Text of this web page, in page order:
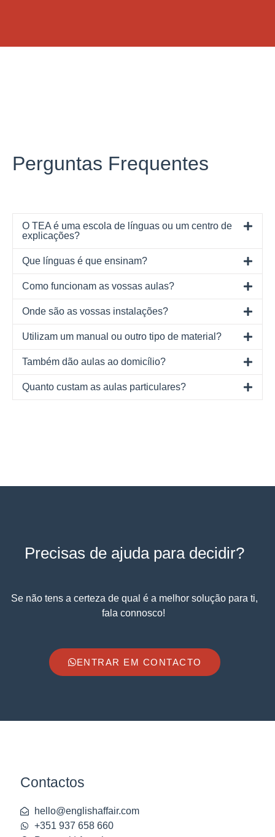
Perguntas Frequentes
O TEA é uma escola de línguas ou um centro de
explicações?
Que línguas é que ensinam?
Como funcionam as vossas aulas?
Onde são as vossas instalações?
Utilizam um manual ou outro tipo de material?
Também dão aulas ao domicílio?
Quanto custam as aulas particulares?
Precisas de ajuda para decidir?
Se não tens a certeza de qual é a melhor solução para ti,
fala connosco!
ENTRAR EM CONTACTO
Contactos
hello@englishaffair.com
+351 937 658 660